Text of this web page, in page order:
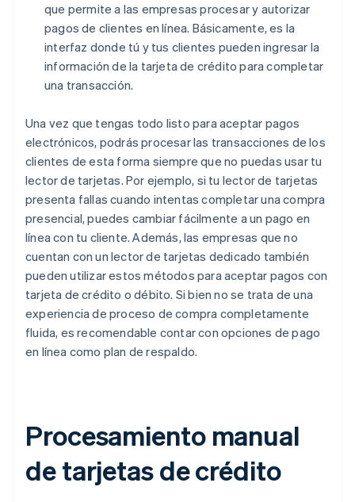
que permite a las empresas procesar y autorizar
pagos de clientes en línea. Básicamente, es la
interfaz donde tú y tus clientes pueden ingresar la
información de la tarjeta de crédito para completar
una transacción.
Una vez que tengas todo listo para aceptar pagos
electrónicos, podrás procesar las transacciones de los
clientes de esta forma siempre que no puedas usar tu
lector de tarjetas. Por ejemplo, si tu lector de tarjetas
presenta fallas cuando intentas completar una compra
presencial, puedes cambiar fácilmente a un pago en
línea con tu cliente. Además, las empresas que no
cuentan con un lector de tarjetas dedicado también
pueden utilizar estos métodos para aceptar pagos con
tarjeta de crédito o débito. Si bien no se trata de una
experiencia de proceso de compra completamente
fluida, es recomendable contar con opciones de pago
en línea como plan de respaldo.
Procesamiento manual
de tarjetas de crédito